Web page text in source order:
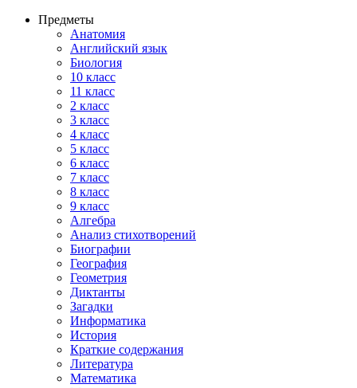
Предметы
Анатомия
Английский язык
Биология
10 класс
11 класс
2 класс
3 класс
4 класс
5 класс
6 класс
7 класс
8 класс
9 класс
Алгебра
Анализ стихотворений
Биографии
География
Геометрия
Диктанты
Загадки
Информатика
История
Краткие содержания
Литература
Математика